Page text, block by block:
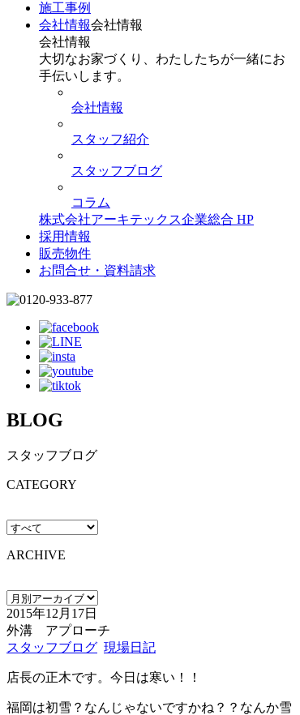
施工事例
会社情報会社情報
会社情報
大切なお家づくり、わたしたちが一緒にお
手伝いします。
会社情報
スタッフ紹介
スタッフブログ
コラム
株式会社アーキテックス企業総合 HP
採用情報
販売物件
お問合せ・資料請求
BLOG
スタッフブログ
CATEGORY
ARCHIVE
2015年12月17日
外溝 アプローチ
スタッフブログ 現場日記
店長の正木です。今日は寒い！！
福岡は初雪？なんじゃないですかね？？なんか雪